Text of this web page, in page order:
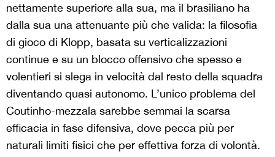
nettamente superiore alla sua, ma il brasiliano ha
dalla sua una attenuante più che valida: la filosofia
di gioco di Klopp, basata su verticalizzazioni
continue e su un blocco offensivo che spesso e
volentieri si slega in velocità dal resto della squadra
diventando quasi autonomo. L’unico problema del
Coutinho-mezzala sarebbe semmai la scarsa
efficacia in fase difensiva, dove pecca più per
naturali limiti fisici che per effettiva forza di volontà.